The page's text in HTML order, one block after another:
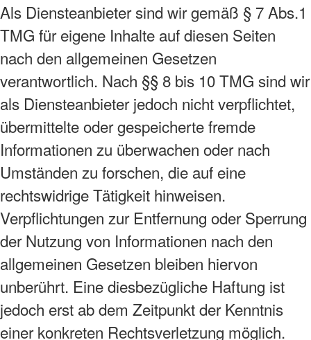
Als Diensteanbieter sind wir gemäß § 7 Abs.1
TMG für eigene Inhalte auf diesen Seiten
nach den allgemeinen Gesetzen
verantwortlich. Nach §§ 8 bis 10 TMG sind wir
als Diensteanbieter jedoch nicht verpflichtet,
übermittelte oder gespeicherte fremde
Informationen zu überwachen oder nach
Umständen zu forschen, die auf eine
rechtswidrige Tätigkeit hinweisen.
Verpflichtungen zur Entfernung oder Sperrung
der Nutzung von Informationen nach den
allgemeinen Gesetzen bleiben hiervon
unberührt. Eine diesbezügliche Haftung ist
jedoch erst ab dem Zeitpunkt der Kenntnis
einer konkreten Rechtsverletzung möglich.